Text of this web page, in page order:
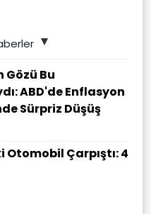
Gözü Bu
ABD'de Enflasyon
Sürpriz Düşüş
Otomobil Çarpıştı: 4